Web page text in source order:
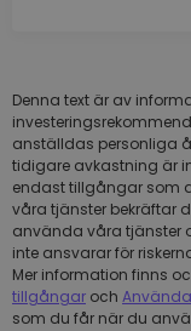
Denna text är av
anställdas personliga
tidigare avkastning är
endast tillgångar som
våra tjänster bekräftar
använda våra tjänster
inte ansvarar för
Mer information finns
tillgångar och
som du får när du